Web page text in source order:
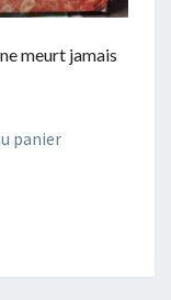
meurt jamais
panier